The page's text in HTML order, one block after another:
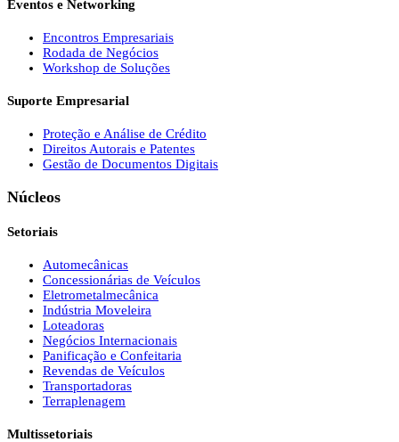
Eventos e Networking
Encontros Empresariais
Rodada de Negócios
Workshop de Soluções
Suporte Empresarial
Proteção e Análise de Crédito
Direitos Autorais e Patentes
Gestão de Documentos Digitais
Núcleos
Setoriais
Automecânicas
Concessionárias de Veículos
Eletrometalmecânica
Indústria Moveleira
Loteadoras
Negócios Internacionais
Panificação e Confeitaria
Revendas de Veículos
Transportadoras
Terraplenagem
Multissetoriais